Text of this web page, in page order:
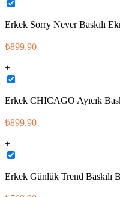
Erkek Sorry Never Baskılı
₺899,90
+
Erkek CHICAGO Ayıcık
₺899,90
+
Erkek Günlük Trend Baskılı